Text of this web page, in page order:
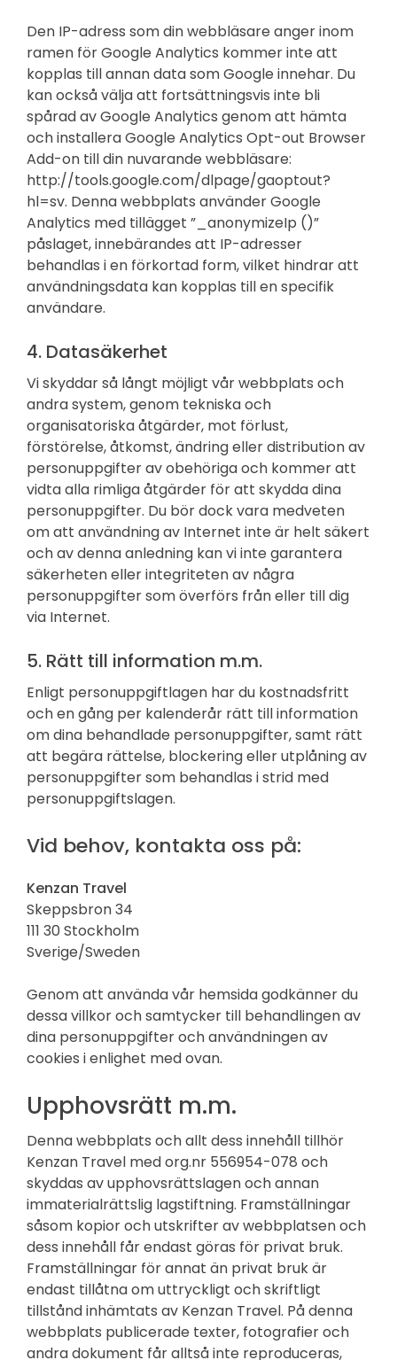
Den IP-adress som din webbläsare anger inom
ramen för Google Analytics kommer inte att
kopplas till annan data som Google innehar. Du
kan också välja att fortsättningsvis inte bli
spårad av Google Analytics genom att hämta
och installera Google Analytics Opt-out Browser
Add-on till din nuvarande webbläsare:
http://tools.google.com/dlpage/gaoptout?
hl=sv. Denna webbplats använder Google
Analytics med tillägget ”_anonymizeIp ()”
påslaget, innebärandes att IP-adresser
behandlas i en förkortad form, vilket hindrar att
användningsdata kan kopplas till en specifik
användare.
4. Datasäkerhet
Vi skyddar så långt möjligt vår webbplats och
andra system, genom tekniska och
organisatoriska åtgärder, mot förlust,
förstörelse, åtkomst, ändring eller distribution av
personuppgifter av obehöriga och kommer att
vidta alla rimliga åtgärder för att skydda dina
personuppgifter. Du bör dock vara medveten
om att användning av Internet inte är helt säkert
och av denna anledning kan vi inte garantera
säkerheten eller integriteten av några
personuppgifter som överförs från eller till dig
via Internet.
5. Rätt till information m.m.
Enligt personuppgiftlagen har du kostnadsfritt
och en gång per kalenderår rätt till information
om dina behandlade personuppgifter, samt rätt
att begära rättelse, blockering eller utplåning av
personuppgifter som behandlas i strid med
personuppgiftslagen.
Vid behov, kontakta oss på:
Kenzan Travel
Skeppsbron 34
111 30 Stockholm
Sverige/Sweden
Genom att använda vår hemsida godkänner du
dessa villkor och samtycker till behandlingen av
dina personuppgifter och användningen av
cookies i enlighet med ovan.
Upphovsrätt m.m.
Denna webbplats och allt dess innehåll tillhör
Kenzan Travel med org.nr 556954-078 och
skyddas av upphovsrättslagen och annan
immaterialrättslig lagstiftning. Framställningar
såsom kopior och utskrifter av webbplatsen och
dess innehåll får endast göras för privat bruk.
Framställningar för annat än privat bruk är
endast tillåtna om uttryckligt och skriftligt
tillstånd inhämtats av Kenzan Travel. På denna
webbplats publicerade texter, fotografier och
andra dokument får alltså inte reproduceras,